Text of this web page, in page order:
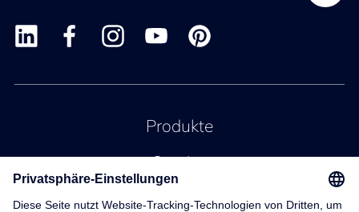
Produkte
Service
Kontakt